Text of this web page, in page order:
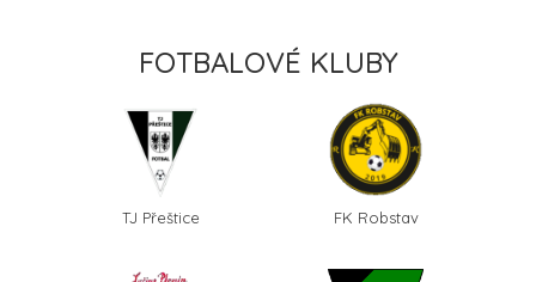
FOTBALOVÉ KLUBY
TJ Přeštice FK Robstav